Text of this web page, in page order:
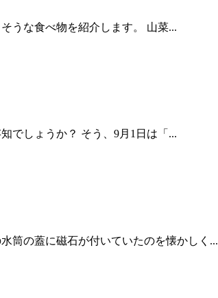
うな食べ物を紹介します。 山菜...
でしょうか？ そう、9月1日は「...
筒の蓋に磁石が付いていたのを懐かしく...